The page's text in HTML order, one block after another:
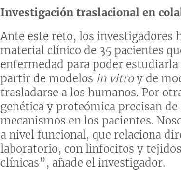
Investigación traslacional en
Ante este reto, los investigadores
material clínico de 35 pacientes
enfermedad para poder
partir de modelos in vitroy de
trasladarse a los humanos. Por
genética y proteómica precisan
mecanismos en los pacientes.
a nivel funcional, que relaciona
laboratorio, con linfocitos y
clínicas”, añade el investigador.